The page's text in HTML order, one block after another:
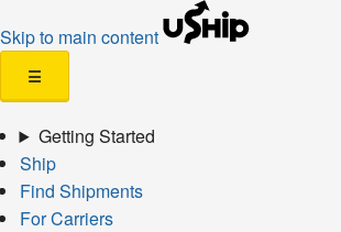
Skip to main content
☰
Getting Started
Ship
Find Shipments
For Carriers